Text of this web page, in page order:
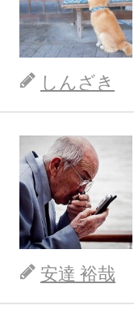
しんざき
安達 裕哉